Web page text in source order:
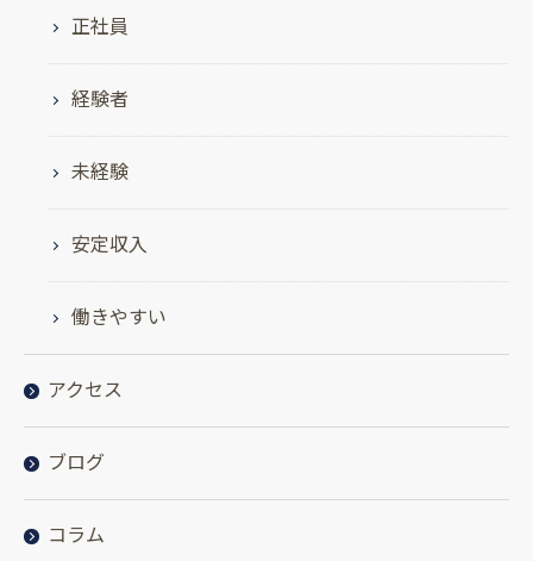
正社員
経験者
未経験
安定収入
働きやすい
アクセス
ブログ
コラム